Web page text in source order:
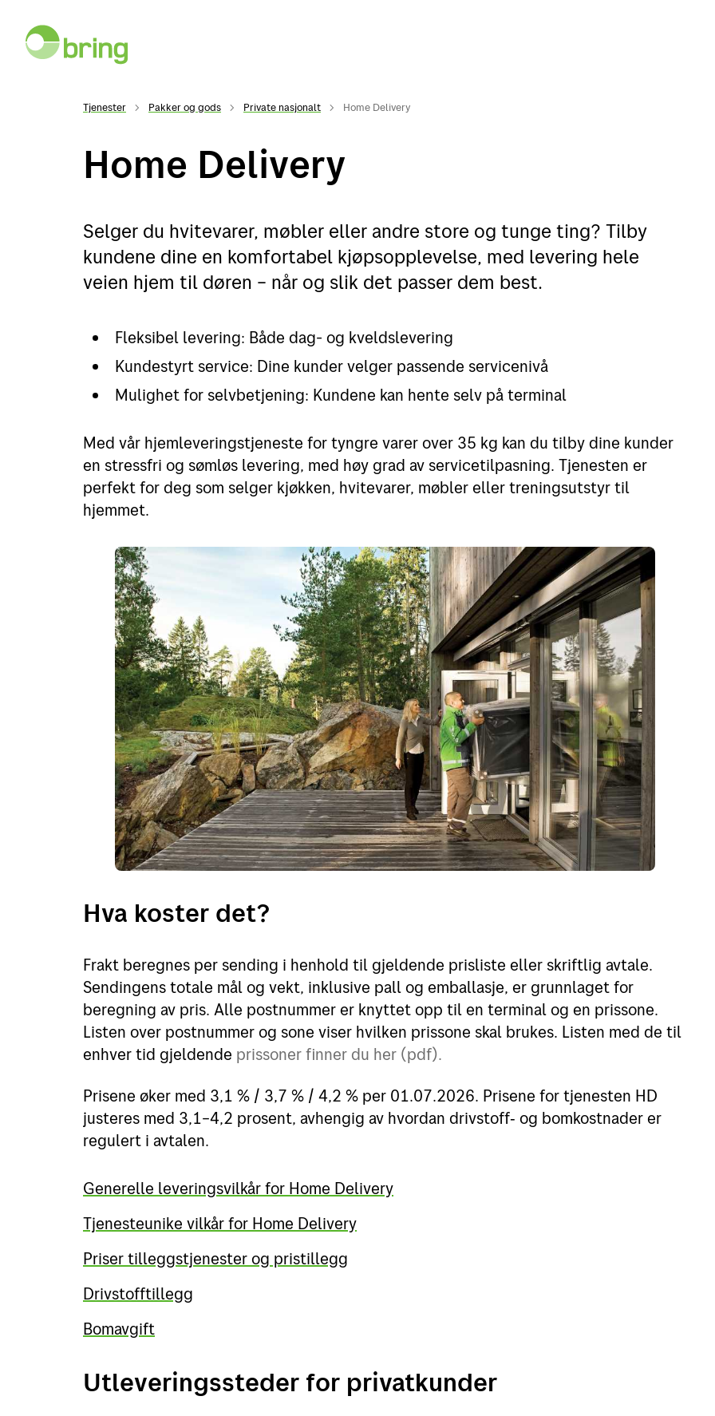
Tjenester Pakker og gods Private nasjonalt Home Delivery
Home Delivery
Selger du hvitevarer, møbler eller andre store og tunge ting? Tilby
kundene dine en komfortabel kjøpsopplevelse, med levering hele
veien hjem til døren – når og slik det passer dem best.
Fleksibel levering: Både dag- og kveldslevering
Kundestyrt service: Dine kunder velger passende servicenivå
Mulighet for selvbetjening: Kundene kan hente selv på terminal
Med vår hjemleveringstjeneste for tyngre varer over 35 kg kan du tilby dine kunder
en stressfri og sømløs levering, med høy grad av servicetilpasning. Tjenesten er
perfekt for deg som selger kjøkken, hvitevarer, møbler eller treningsutstyr til
hjemmet.
Hva koster det?
Frakt beregnes per sending i henhold til gjeldende prisliste eller skriftlig avtale.
Sendingens totale mål og vekt, inklusive pall og emballasje, er grunnlaget for
beregning av pris. Alle postnummer er knyttet opp til en terminal og en prissone.
Listen over postnummer og sone viser hvilken prissone skal brukes. Listen med de til
enhver tid gjeldende prissoner finner du her (pdf).
Prisene øker med 3,1 % / 3,7 % / 4,2 % per 01.07.2026. Prisene for tjenesten HD
justeres med 3,1–4,2 prosent, avhengig av hvordan drivstoff‑ og bomkostnader er
regulert i avtalen.
Generelle leveringsvilkår for Home Delivery
Tjenesteunike vilkår for Home Delivery
Priser tilleggstjenester og pristillegg
Drivstofftillegg
Bomavgift
Utleveringssteder for privatkunder